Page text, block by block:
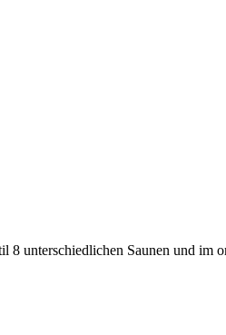
unterschiedlichen Saunen und